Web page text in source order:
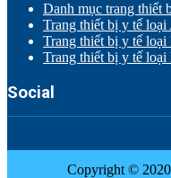
Danh mục trang thiết
Trang thiết bị y tế loại
Trang thiết bị y tế
Trang thiết bị y tế
Social
Copyright ©